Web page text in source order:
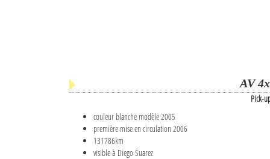
AV
Pick-
couleur blanche modèle 2005
première mise en circulation 2006
131786km
visible à Diego Suarez